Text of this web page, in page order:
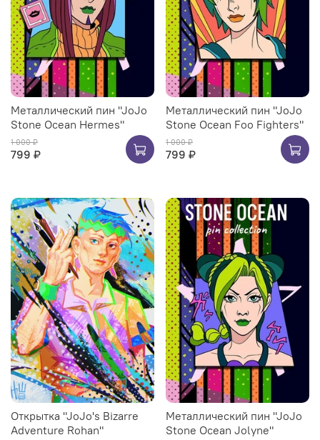
Металлический пин "JoJo
Stone Ocean Hermes"
1 000 ₽
799 ₽
Металлический пин "JoJo
Stone Ocean Foo Fighters"
1 000 ₽
799 ₽
Открытка "JoJo's Bizarre
Adventure Rohan"
Металлический пин "JoJo
Stone Ocean Jolyne"